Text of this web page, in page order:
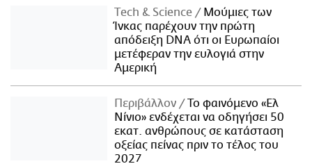
Τech & Science
Μούμιες των
Ίνκας παρέχουν την πρώτη
απόδειξη DNA ότι οι Ευρωπαίοι
μετέφεραν την ευλογιά στην
Αμερική
Περιβάλλον
Το φαινόμενο «Ελ
Νίνιο» ενδέχεται να οδηγήσει 50
εκατ. ανθρώπους σε κατάσταση
οξείας πείνας πριν το τέλος του
2027